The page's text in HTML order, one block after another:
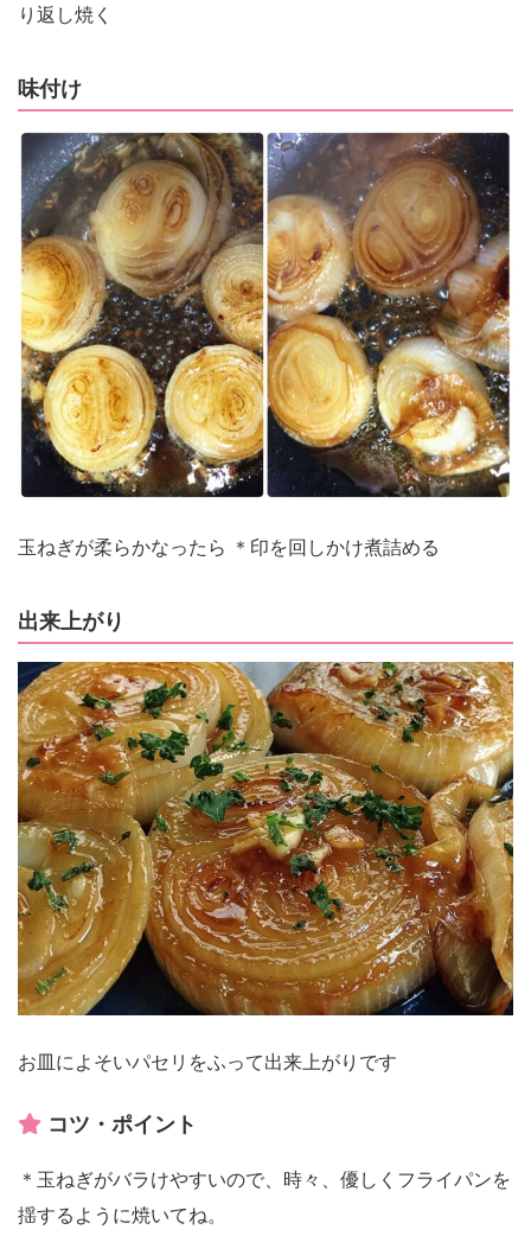
り返し焼く
味付け
玉ねぎが柔らかなったら ＊印を回しかけ煮詰める
出来上がり
お皿によそいパセリをふって出来上がりです
コツ・ポイント
＊玉ねぎがバラけやすいので、時々、優しくフライパンを
揺するように焼いてね。